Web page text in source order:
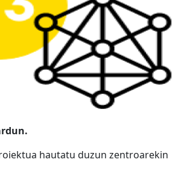
hautatu duzun zentroarekin